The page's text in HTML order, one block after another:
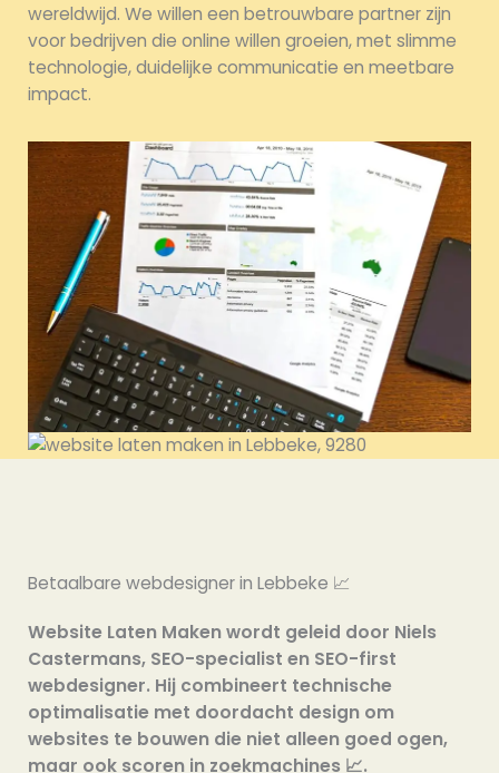
wereldwijd. We willen een betrouwbare partner zijn
voor bedrijven die online willen groeien, met slimme
technologie, duidelijke communicatie en meetbare
impact.
Betaalbare webdesigner in Lebbeke 📈
Website Laten Maken wordt geleid door Niels
Castermans, SEO-specialist en SEO-first
webdesigner. Hij combineert technische
optimalisatie met doordacht design om
websites te bouwen die niet alleen goed ogen,
maar ook scoren in zoekmachines 📈.